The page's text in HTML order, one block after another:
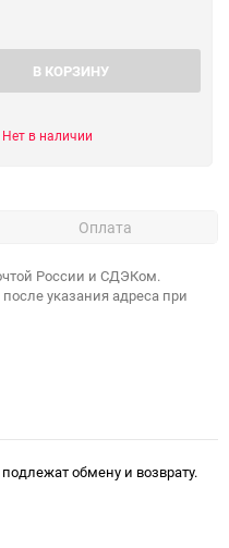
В КОРЗИНУ
Нет в наличии
Оплата
России и СДЭКом.
указания адреса при
обмену и возврату.